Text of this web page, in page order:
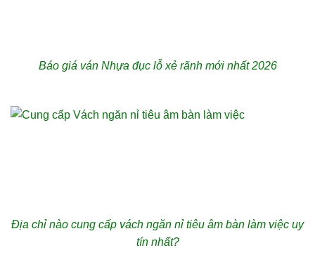
Báo giá ván Nhựa đục lỗ xẻ rãnh mới nhất 2026
Địa chỉ nào cung cấp vách ngăn nỉ tiêu âm bàn làm việc uy
tín nhất?